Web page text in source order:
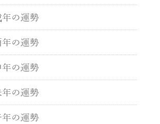
の運勢
の運勢
の運勢
の運勢
の運勢